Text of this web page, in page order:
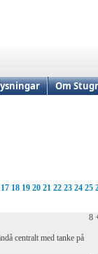
Om
17 18 19 20 21 22 23 24 25
centralt med tanke på
8